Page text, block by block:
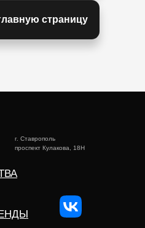
страницу
г. Ставрополь
проспект Кулакова, 18Н